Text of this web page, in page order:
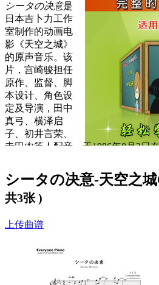
シータの决意是
日本吉卜力工作
室制作的动画电
影《天空之城》
的原声音乐。该
片，宫崎骏担任
原作、监督、脚
本设计、角色设
定及导演，田中
真弓、横泽启
子、初井言荣、
寺田农等人配音，于1986年8月2日
城拉普达（Laputa）的历险记。
且此曲由音乐家久石让作曲。久石
作人，大师就是大师，所有音乐都
律，充满了奇幻的风情，他的曲风
起来仿如洞穿心底的一缕情绪。
这里我们提供
シータの决意-天空之
共3张 )
上传曲谱